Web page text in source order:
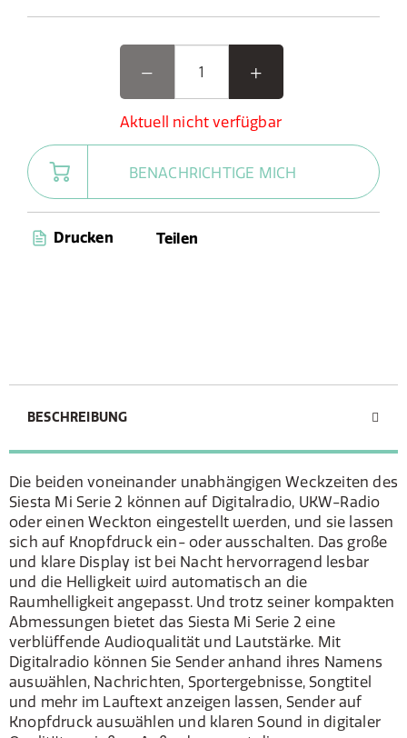
Aktuell nicht verfügbar
BENACHRICHTIGE MICH
Drucken Teilen
BESCHREIBUNG
Die beiden voneinander unabhängigen Weckzeiten des
Siesta Mi Serie 2 können auf Digitalradio, UKW-Radio
oder einen Weckton eingestellt werden, und sie lassen
sich auf Knopfdruck ein- oder ausschalten. Das große
und klare Display ist bei Nacht hervorragend lesbar
und die Helligkeit wird automatisch an die
Raumhelligkeit angepasst. Und trotz seiner kompakten
Abmessungen bietet das Siesta Mi Serie 2 eine
verblüffende Audioqualität und Lautstärke. Mit
Digitalradio können Sie Sender anhand ihres Namens
auswählen, Nachrichten, Sportergebnisse, Songtitel
und mehr im Lauftext anzeigen lassen, Sender auf
Knopfdruck auswählen und klaren Sound in digitaler